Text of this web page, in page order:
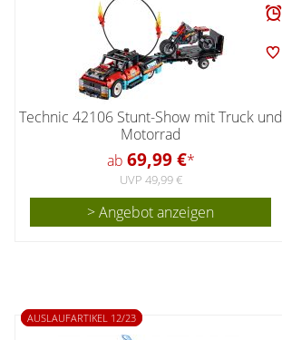
Technic 42106 Stunt-Show mit Truck und
Motorrad
ab 69,99 €*
UVP 49,99 €
> Angebot anzeigen
AUSLAUFARTIKEL 12/23